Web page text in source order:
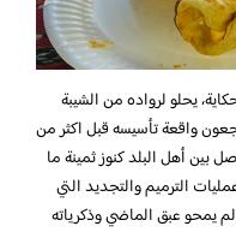
يحلو لرواده من الشيبة
واقعة تأسيسه قبل اكثر من
بين أهل البلد كنوز ثمينة ما
الترميم والتجديد التي
يمحو عبق الماضي وذكرياته